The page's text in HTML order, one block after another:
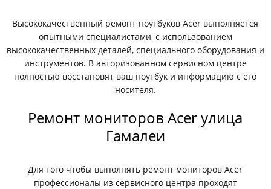
Высококачественный ремонт ноутбуков Acer выполняется
опытными специалистами, с использованием
высококачественных деталей, специального оборудования и
инструментов. В авторизованном сервисном центре
полностью восстановят ваш ноутбук и информацию с его
носителя.
Ремонт мониторов Acer улица
Гамалеи
Для того чтобы выполнять ремонт мониторов Acer
профессионалы из сервисного центра проходят